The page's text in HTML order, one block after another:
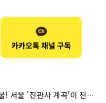
'진관사 계곡'이 천국이네~